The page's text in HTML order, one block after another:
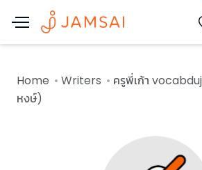
Home Writers
ครูพี่เก้า
หงษ์)